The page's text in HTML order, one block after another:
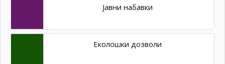
Јавни набавки
Еколошки дозволи